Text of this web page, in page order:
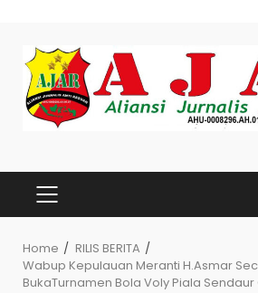
content
PRIMARY
MENU
Home
RILIS BERITA
Wabup Kepulauan Meranti H.Asmar
BukaTurnamen Bola Voly Piala Sendaur